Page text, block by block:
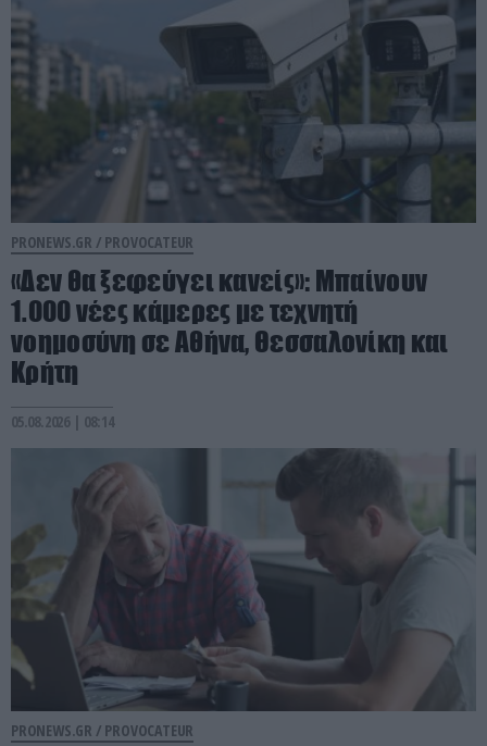
PRONEWS.GR / PROVOCATEUR
«Δεν θα ξεφεύγει κανείς»: Μπαίνουν
1.000 νέες κάμερες με τεχνητή
νοημοσύνη σε Αθήνα, Θεσσαλονίκη και
Κρήτη
05.08.2026 | 08:14
PRONEWS.GR / PROVOCATEUR